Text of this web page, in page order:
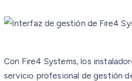
Con Fire4 Systems, los
servicio profesional de gestión